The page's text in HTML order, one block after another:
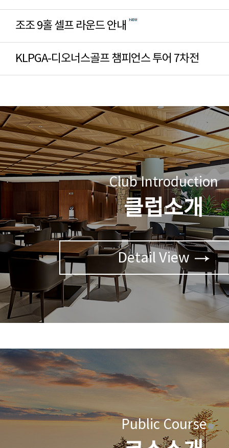
조조 9홀 셀프 라운드 안내
KLPGA-디오너스골프 챔피언스 투어 7차전
Club Introduction
클럽소개
Detail View
Public Course